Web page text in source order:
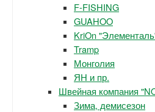
F-FISHING
GUAHOO
KriOn
Tramp
Монголия
ЯН и пр.
Швейная компания
Зима, демисезон